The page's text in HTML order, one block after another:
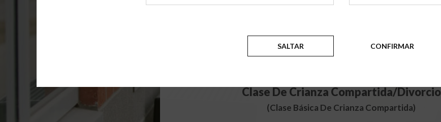
$49.99
Clase De Crianza Compartida/Divorcio
(Clase Básica De Crianza Compartida)
SALTAR CONFIRMAR